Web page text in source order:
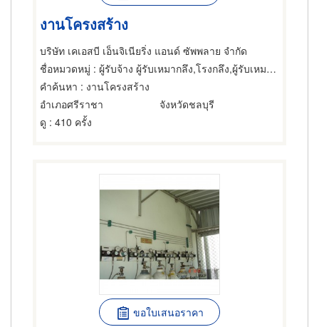
งานโครงสร้าง
บริษัท เคเอสบี เอ็นจิเนียริ่ง แอนด์ ซัพพลาย จำกัด
ชื่อหมวดหมู่ : ผู้รับจ้าง ผู้รับเหมากลึง,โรงกลึง,ผู้รับเหมาทำท่อ
คำค้นหา : งานโครงสร้าง
อำเภอศรีราชา
จังหวัดชลบุรี
ดู : 410 ครั้ง
ขอใบเสนอราคา